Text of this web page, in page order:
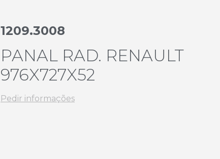
1209.3008
PANAL RAD. RENAULT
976X727X52
Pedir informações